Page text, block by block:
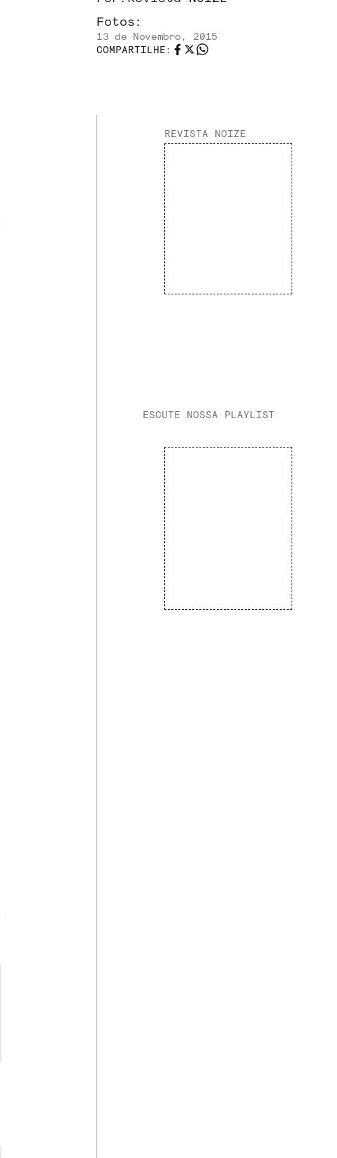
Fotos:
13 de Novembro, 2015
COMPARTILHE:
REVISTA NOIZE
ESCUTE NOSSA PLAYLIST